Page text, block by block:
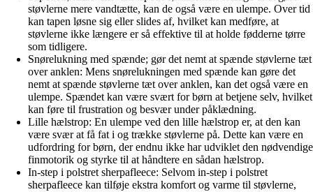
støvlerne mere vandtætte, kan de også være en ulempe. Over tid
kan tapen løsne sig eller slides af, hvilket kan medføre, at
støvlerne ikke længere er så effektive til at holde fødderne tørre
som tidligere.
Snørelukning med spænde; gør det nemt at spænde støvlerne tæt
over anklen: Mens snørelukningen med spænde kan gøre det
nemt at spænde støvlerne tæt over anklen, kan det også være en
ulempe. Spændet kan være svært for børn at betjene selv, hvilket
kan føre til frustration og besvær under påklædning.
Lille hælstrop: En ulempe ved den lille hælstrop er, at den kan
være svær at få fat i og trække støvlerne på. Dette kan være en
udfordring for børn, der endnu ikke har udviklet den nødvendige
finmotorik og styrke til at håndtere en sådan hælstrop.
In-step i polstret sherpafleece: Selvom in-step i polstret
sherpafleece kan tilføje ekstra komfort og varme til støvlerne,